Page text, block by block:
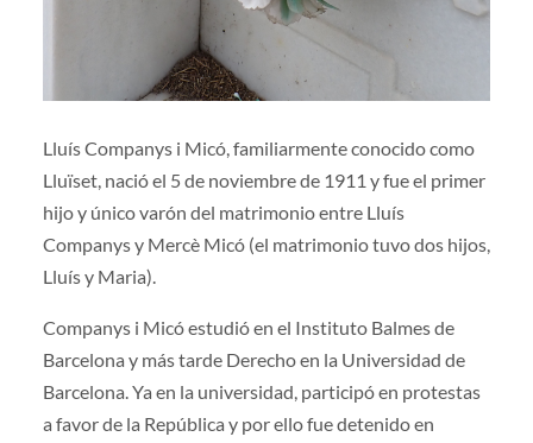
Lluís Companys i Micó, familiarmente conocido como
Lluïset, nació el 5 de noviembre de 1911 y fue el primer
hijo y único varón del matrimonio entre Lluís
Companys y Mercè Micó (el matrimonio tuvo dos hijos,
Lluís y Maria).
Companys i Micó estudió en el Instituto Balmes de
Barcelona y más tarde Derecho en la Universidad de
Barcelona. Ya en la universidad, participó en protestas
a favor de la República y por ello fue detenido en